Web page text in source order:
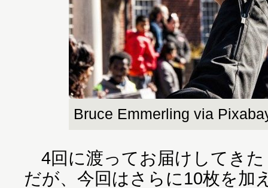
Bruce Emmerling via
4回に渡ってお届けしてき
だが、今回はさらに10枚を加